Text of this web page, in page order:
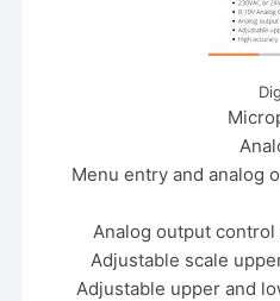
Menu entry and analog
Analog output
Adjustable scale
Adjustable upper and